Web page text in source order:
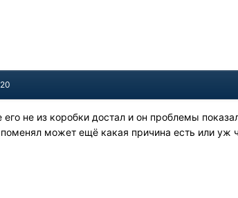
не из коробки достал и он проблемы
может ещё какая причина есть или уж